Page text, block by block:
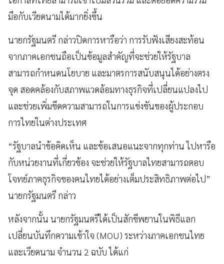
มือกับเวียดนามได้มากยิ่งขึ้น
นายกรัฐมนตรี กล่าวปิดการหารือว่า การรับฟังเสียงสะท้อน
จากภาคเอกชนถือเป็นข้อมูลสำคัญที่จะช่วยให้รัฐบาล
สามารถกำหนดนโยบาย และมาตรการสนับสนุนได้อย่างตรง
จุด สอดคล้องกับสภาพแวดล้อมทางธุรกิจที่เปลี่ยนแปลงไป
และช่วยเพิ่มขีดความสามารถในการแข่งขันของผู้ประกอบ
การไทยในต่างประเทศ
“รัฐบาลนำข้อคิดเห็น และข้อเสนอแนะจากทุกท่าน ไปหารือ
กับหน่วยงานที่เกี่ยวข้อง จะช่วยให้รัฐบาลไทยสามารถตอบ
โจทย์ภาคธุรกิจของคนไทยได้อย่างเต็มประสิทธิภาพต่อไป”
นายกรัฐมนตรี กล่าว
หลังจากนั้น นายกรัฐมนตรีได้เป็นสักขีพยานในพิธีแลก
เปลี่ยนบันทึกความเข้าใจ (MOU) ระหว่างภาคเอกชนไทย
และเวียดนาม จำนวน 2 ฉบับ ได้แก่